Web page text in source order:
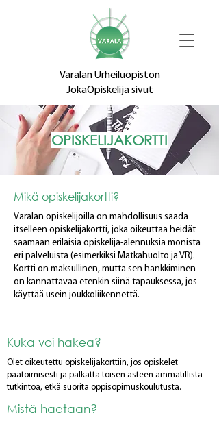
Varalan Urheiluopiston
JokaOpiskelija sivut
OPISKELIJAKORTTI
Mikä opiskelijakortti?
Varalan opiskelijoilla on mahdollisuus saada
itselleen opiskelijakortti, joka oikeuttaa heidät
saamaan erilaisia opiskelija-alennuksia monista
eri palveluista (esimerkiksi Matkahuolto ja VR).
Kortti on maksullinen, mutta sen hankkiminen
on kannattavaa etenkin siinä tapauksessa, jos
käyttää usein joukkoliikennettä.
Kuka voi hakea?
Olet oikeutettu opiskelijakorttiin, jos opiskelet
päätoimisesti ja palkatta toisen asteen ammatillista
tutkintoa, etkä suorita oppisopimuskoulutusta.
Mistä haetaan?